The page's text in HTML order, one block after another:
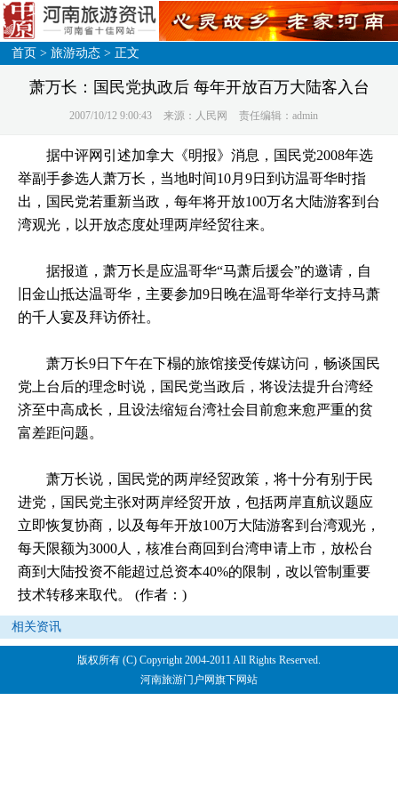
首页 >旅游动态 > 正文
萧万长：国民党执政后 每年开放百万大陆客入台
2007/10/12 9:00:43 来源：人民网 责任编辑：admin
据中评网引述加拿大《明报》消息， 国民党2008年选
举副手参选人 萧万长 ，当地时间10月9日到访温哥华时指
出，国民党若重新当政，每年将开放100万名大陆游客到 台
湾观光，以开放态度处理两岸经贸往来。
据报道，萧万长是应温哥华“马萧后援会”的邀请，自
旧金山抵达温哥华，主要参加9日晚在温哥华举行支持马萧
的千人宴及拜访侨社。
萧万长9日下午在下榻的旅馆接受传媒访问，畅谈国民
党上台后的理念时说，国民党当政后，将设法提升台湾经
济至中高成长，且设法缩短台湾社会目前愈来愈严重的贫
富差距问题。
萧万长说，国民党的两岸经贸政策，将十分有别于民
进党 ，国民党主张对两岸经贸开放，包括两岸直航议题应
立即恢复协商，以及每年开放100万大陆游客到台湾观光，
每天限额为3000人，核准台商回到台湾申请上市，放松台
商到大陆投资不能超过总资本40%的限制，改以管制重要
技术转移来取代。
(作者：)
相关资讯
版权所有 (C) Copyright 2004-2011 All Rights Reserved.
河南旅游门户网旗下网站